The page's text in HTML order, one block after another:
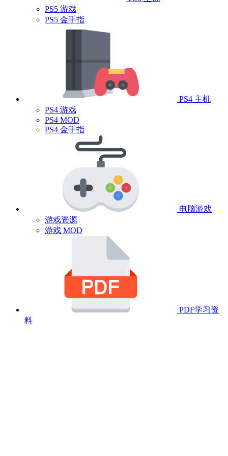
PS5 游戏
PS5 金手指
PS4 主机
PS4 游戏
PS4 MOD
PS4 金手指
电脑游戏
游戏资源
游戏 MOD
PDF学习资
料